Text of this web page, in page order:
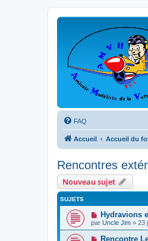
FAQ
Accueil Accueil du
Rencontres
Nouveau sujet
SUJETS
Hydravions
par Uncle Jim » 23
Rencontre